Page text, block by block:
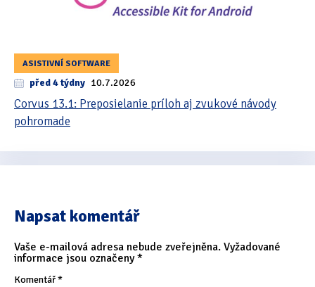
ASISTIVNÍ SOFTWARE
před 4 týdny 10.7.2026
Corvus 13.1: Preposielanie príloh aj zvukové návody
pohromade
Napsat komentář
Vaše e-mailová adresa nebude zveřejněna. Vyžadované
informace jsou označeny*
Komentář*